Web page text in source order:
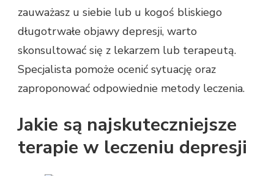
zauważasz u siebie lub u kogoś bliskiego
długotrwałe objawy depresji, warto
skonsultować się z lekarzem lub terapeutą.
Specjalista pomoże ocenić sytuację oraz
zaproponować odpowiednie metody leczenia.
Jakie są najskuteczniejsze
terapie w leczeniu depresji